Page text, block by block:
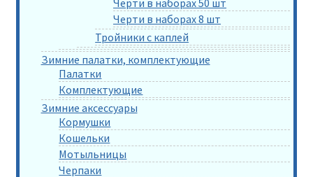
Черти в наборах 50 шт
Черти в наборах 8 шт
Тройники с каплей
Зимние палатки, комплектующие
Палатки
Комплектующие
Зимние аксессуары
Кормушки
Кошельки
Мотыльницы
Черпаки